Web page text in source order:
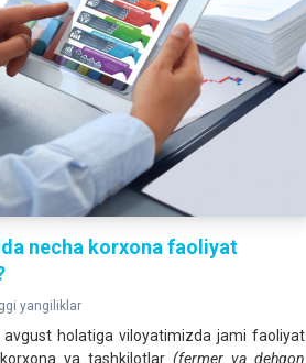
necha korxona faoliyat
yangiliklar
avgust holatiga viloyatimizda jami faoliyat
korxona va tashkilotlar(fermer va dehqon